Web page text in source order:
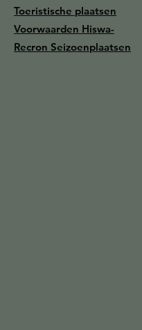
Toeristische plaatsen
Voorwaarden Hiswa-
Recron Seizoenplaatsen